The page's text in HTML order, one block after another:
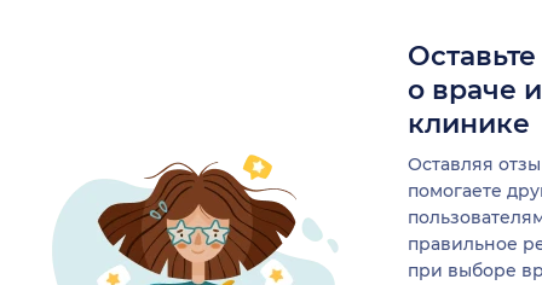
о враче
клинике
Оставляя
помогаете
правильное
при выборе